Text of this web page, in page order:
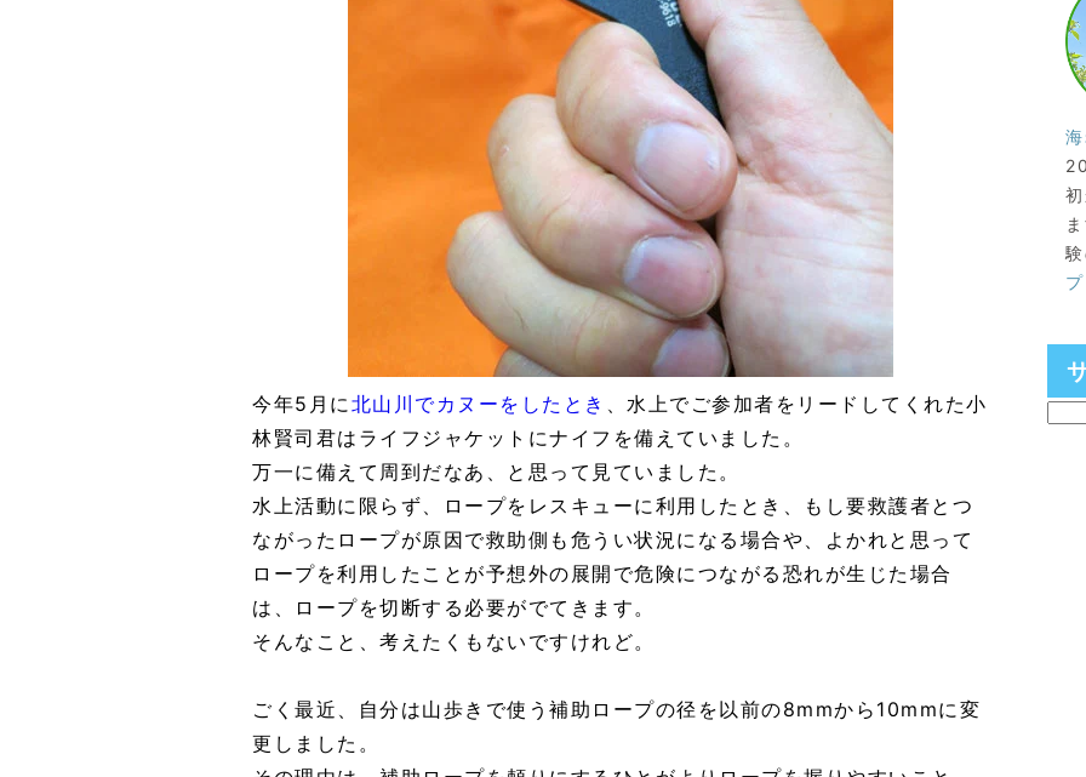
今年5月に北山川でカヌーをしたとき 、水上でご参加者をリードしてくれた小
林賢司君はライフジャケットにナイフを備えていました。
万一に備えて周到だなあ、と思って見ていました。
水上活動に限らず、ロープをレスキューに利用したとき、もし要救護者とつ
ながったロープが原因で救助側も危うい状況になる場合や、よかれと思って
ロープを利用したことが予想外の展開で危険につながる恐れが生じた場合
は、ロープを切断する必要がでてきます。
そんなこと、考えたくもないですけれど。
ごく最近、自分は山歩きで使う補助ロープの径を以前の8mmから10mmに変
更しました。